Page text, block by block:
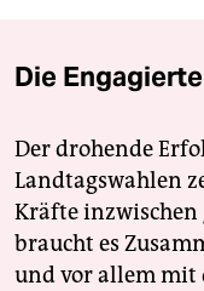
Die
Der drohende
Landtagswahlen
Kräfte inzwischen
braucht es
und vor allem mit